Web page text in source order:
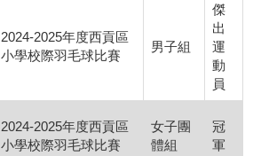
2024-2025年度西貢區
小學校際羽毛球比賽
男子組
傑
出
運
動
員
2024-2025年度西貢區
小學校際羽毛球比賽
女子團
體組
冠
軍